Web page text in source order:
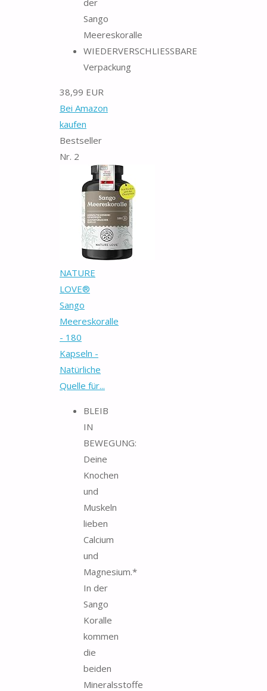
Sango
Meereskoralle
WIEDERVERSCHLIESSBARE
Verpackung
38,99 EUR
Bei Amazon
kaufen
Bestseller
Nr. 2
NATURE
LOVE®
Sango
Meereskoralle
- 180
Kapseln -
Natürliche
Quelle für...
BLEIB
IN
BEWEGUNG:
Deine
Knochen
und
Muskeln
lieben
Calcium
und
Magnesium.*
In der
Sango
Koralle
kommen
die
beiden
Mineralsstoffe